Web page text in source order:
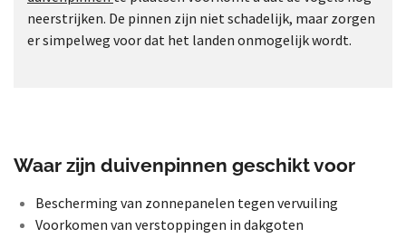
neerstrijken. De pinnen zijn niet schadelijk, maar zorgen
er simpelweg voor dat het landen onmogelijk wordt.
Waar zijn duivenpinnen geschikt voor
Bescherming van zonnepanelen tegen vervuiling
Voorkomen van verstoppingen in dakgoten